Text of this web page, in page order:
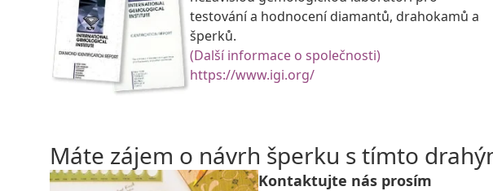
testování a hodnocení diamantů, drahokamů a
šperků.
(Další informace o společnosti)
https://www.igi.org/
Máte zájem o návrh šperku s tímto
Kontaktujte nás prosím